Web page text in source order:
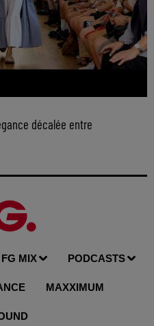
décalée entre
FG MIX PODCASTS
MAXXIMUM